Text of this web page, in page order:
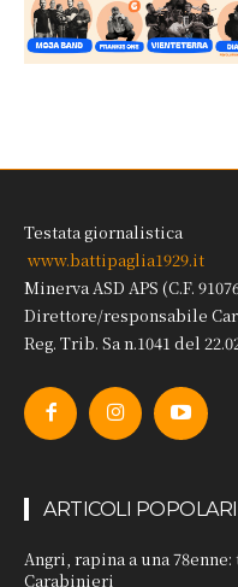
Testata giornalistica
www.battipaglia1929.it
Minerva ASD APS (C.F.
Direttore/responsabile
Reg. Trib. Sa n.1041 del
ARTICOLI POPOLARI
Angri, rapina a una
Carabinieri